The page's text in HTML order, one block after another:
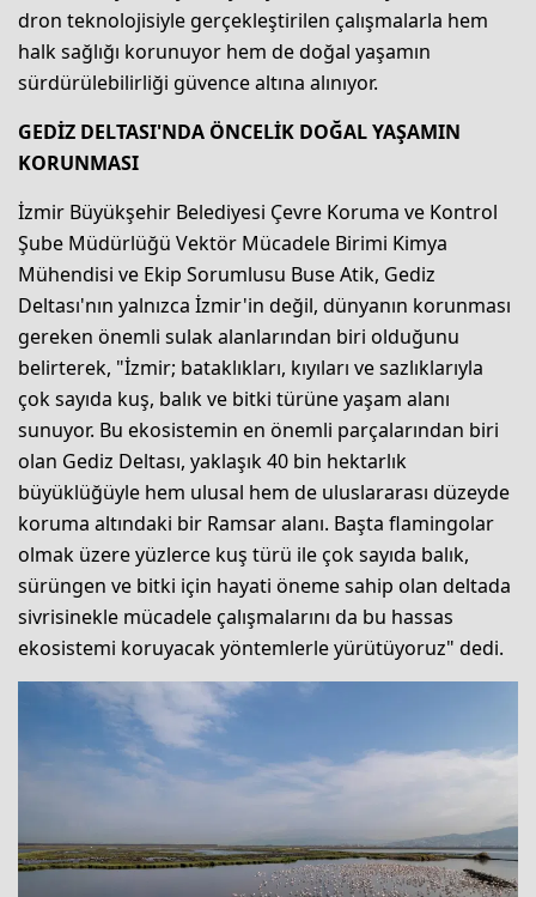
dron teknolojisiyle gerçekleştirilen çalışmalarla hem
halk sağlığı korunuyor hem de doğal yaşamın
sürdürülebilirliği güvence altına alınıyor.
GEDİZ DELTASI'NDA ÖNCELİK DOĞAL YAŞAMIN
KORUNMASI
İzmir Büyükşehir Belediyesi Çevre Koruma ve Kontrol
Şube Müdürlüğü Vektör Mücadele Birimi Kimya
Mühendisi ve Ekip Sorumlusu Buse Atik, Gediz
Deltası'nın yalnızca İzmir'in değil, dünyanın korunması
gereken önemli sulak alanlarından biri olduğunu
belirterek, "İzmir; bataklıkları, kıyıları ve sazlıklarıyla
çok sayıda kuş, balık ve bitki türüne yaşam alanı
sunuyor. Bu ekosistemin en önemli parçalarından biri
olan Gediz Deltası, yaklaşık 40 bin hektarlık
büyüklüğüyle hem ulusal hem de uluslararası düzeyde
koruma altındaki bir Ramsar alanı. Başta flamingolar
olmak üzere yüzlerce kuş türü ile çok sayıda balık,
sürüngen ve bitki için hayati öneme sahip olan deltada
sivrisinekle mücadele çalışmalarını da bu hassas
ekosistemi koruyacak yöntemlerle yürütüyoruz" dedi.